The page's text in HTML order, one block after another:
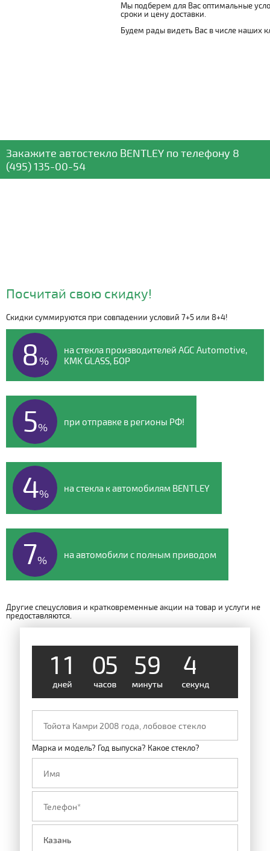
Мы подберем для Вас оптимальные
сроки и цену доставки.
Будем рады видеть Вас в числе наших
Закажите автостекло BENTLEY по телефону 8
(495) 135-00-54
Видео о компании
Посчитай свою скидку!
Скидки суммируются при совпадении условий 7+5 или 8+4!
8%
на стекла производителей AGC Automotive,
KMK GLASS, БОР
5% при отправке в регионы РФ!
4% на стекла к автомобилям BENTLEY
7% на автомобили с полным приводом
Другие спецусловия и кратковременные акции на товар и услуги не
предоставляются.
1 1 05 59 4
Марка и модель? Год выпуска? Какое стекло?